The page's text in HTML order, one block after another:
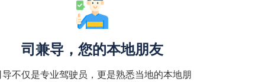
司兼导，您的本地朋友
不仅是专业驾驶员，更是熟悉当地的本地朋